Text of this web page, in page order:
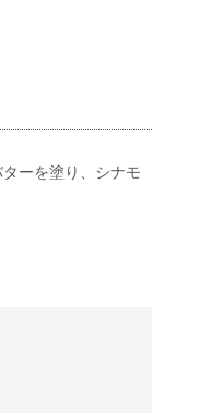
ーを塗り、シナモ